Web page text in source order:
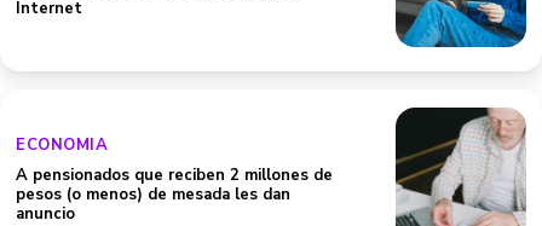
Internet
ECONOMIA
A pensionados que reciben 2 millones de
pesos (o menos) de mesada les dan
anuncio